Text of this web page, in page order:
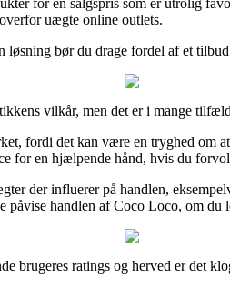
uægte online outlets.
bør du drage fordel af et
vilkår, men det er i mange
fordi det kan være en tryghed om
for en hjælpende hånd, hvis du
der influerer på handlen,
handlen af Coco Loco, om
brugeres ratings og herved er det